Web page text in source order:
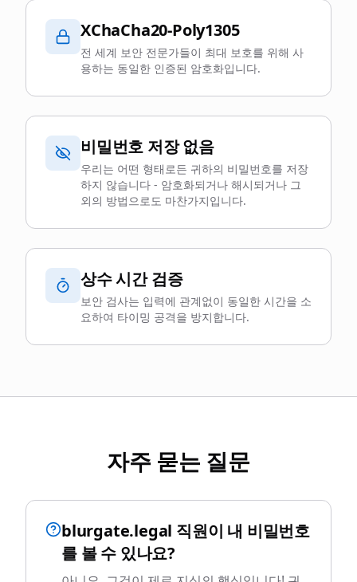
XChaCha20-Poly1305
전 세계 보안 전문가들이 최대 보호를 위해 사
용하는 동일한 인증된 암호화입니다.
비밀번호 저장 없음
우리는 어떤 형태로든 귀하의 비밀번호를 저장
하지 않습니다 - 암호화되거나 해시되거나 그
외의 방법으로도 마찬가지입니다.
상수 시간 검증
보안 검사는 입력에 관계없이 동일한 시간을 소
요하여 타이밍 공격을 방지합니다.
자주 묻는 질문
blurgate.legal 직원이 내 비밀번호
를 볼 수 있나요?